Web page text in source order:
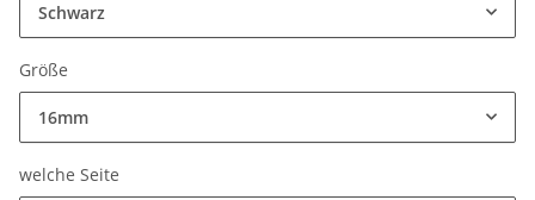
Schwarz
Größe
16mm
welche Seite